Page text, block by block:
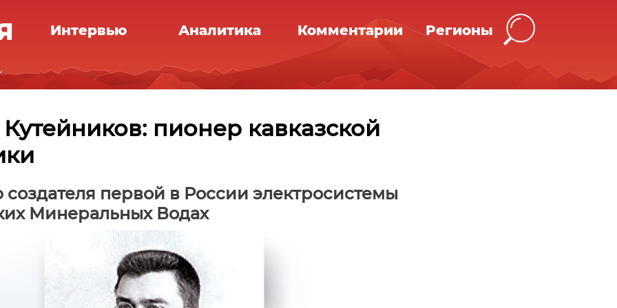
Интервью Аналитика Комментарии Регионы
пионер кавказской
создателя первой в России электросистемы
Минеральных Водах